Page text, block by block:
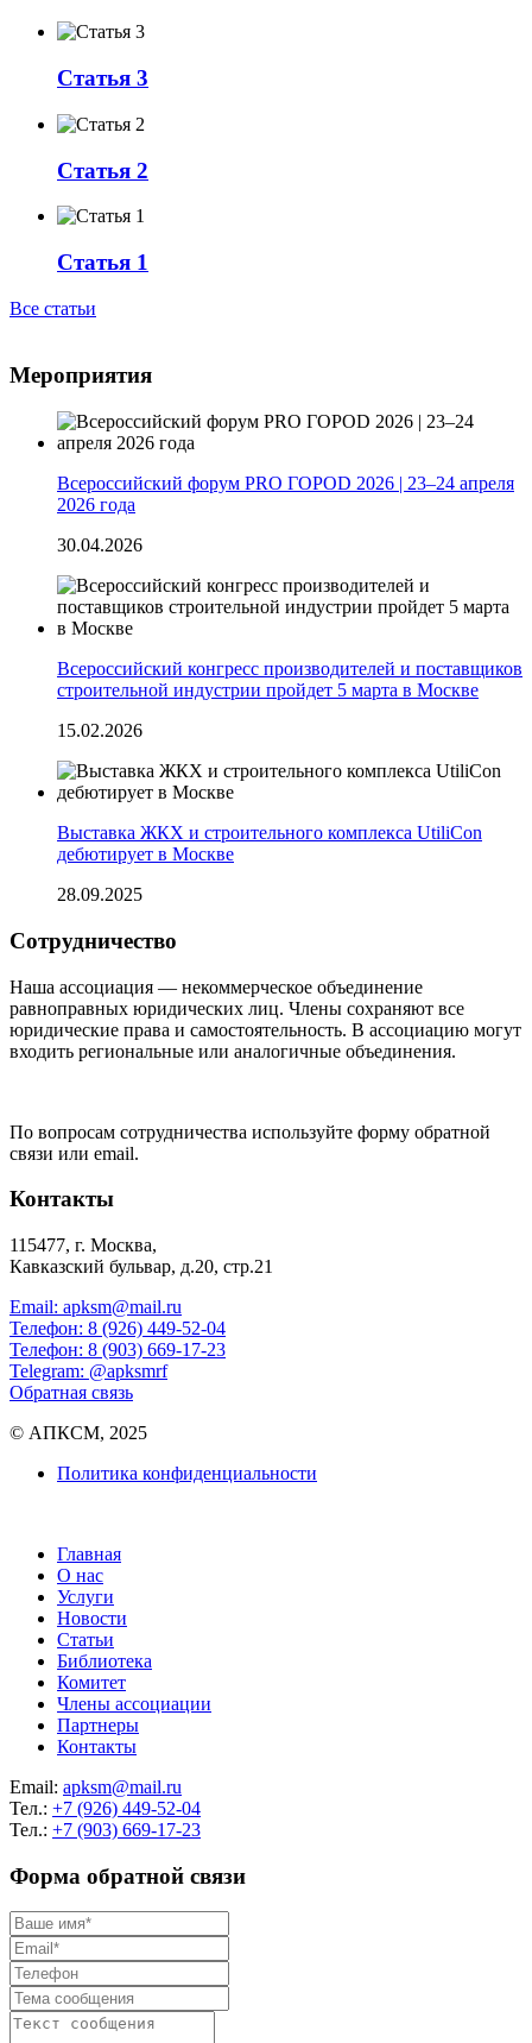
Статья 3
Статья 2
Статья 1
Все статьи
Мероприятия
Всероссийский форум PRO ГОРОD 2026 | 23–24 апреля
2026 года
30.04.2026
Всероссийский конгресс производителей и поставщиков
строительной индустрии пройдет 5 марта в Москве
15.02.2026
Выставка ЖКХ и строительного комплекса UtiliCon
дебютирует в Москве
28.09.2025
Сотрудничество
Наша ассоциация — некоммерческое объединение
равноправных юридических лиц. Члены сохраняют все
юридические права и самостоятельность. В ассоциацию могут
входить региональные или аналогичные объединения.
По вопросам сотрудничества используйте форму обратной
связи или email.
Контакты
115477, г. Москва,
Кавказский бульвар, д.20, стр.21
Email: apksm@mail.ru
Телефон: 8 (926) 449-52-04
Телефон: 8 (903) 669-17-23
Telegram: @apksmrf
Обратная связь
© АПКСМ, 2025
Политика конфиденциальности
Главная
О нас
Услуги
Новости
Статьи
Библиотека
Комитет
Члены ассоциации
Партнеры
Контакты
Email: apksm@mail.ru
Тел.: +7 (926) 449-52-04
Тел.: +7 (903) 669-17-23
Форма обратной связи